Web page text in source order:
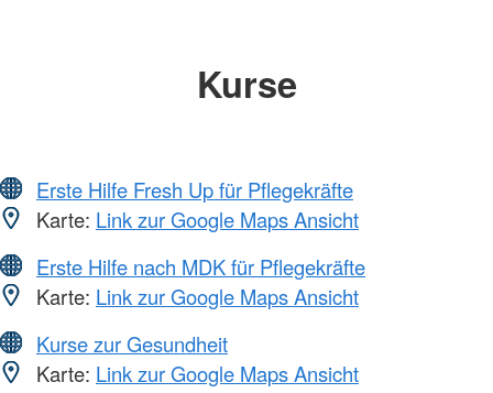
Kurse
Erste Hilfe Fresh Up für Pflegekräfte
Karte: Link zur Google Maps Ansicht
Erste Hilfe nach MDK für Pflegekräfte
Karte: Link zur Google Maps Ansicht
Kurse zur Gesundheit
Karte: Link zur Google Maps Ansicht